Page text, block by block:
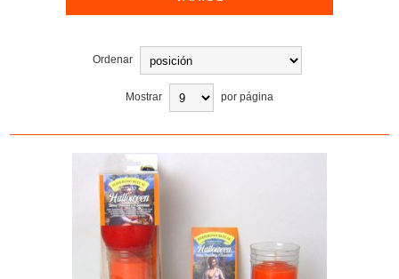
Ordenar
Mostrar por página